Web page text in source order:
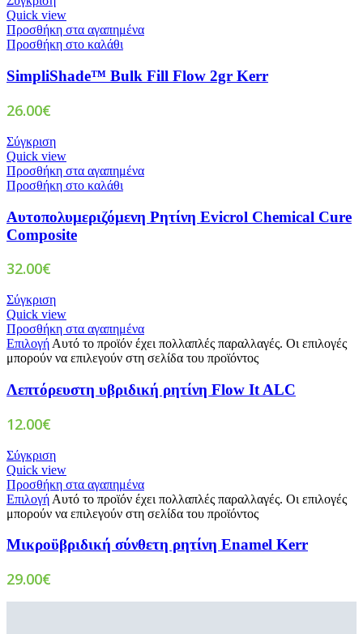
Quick view
Προσθήκη στα αγαπημένα
Προσθήκη στο καλάθι
SimpliShade™ Bulk Fill Flow 2gr Kerr
26.00€
Σύγκριση
Quick view
Προσθήκη στα αγαπημένα
Προσθήκη στο καλάθι
Αυτοπολυμεριζόμενη Ρητίνη Evicrol Chemical Cure
Composite
32.00€
Σύγκριση
Quick view
Προσθήκη στα αγαπημένα
Επιλογή Αυτό το προϊόν έχει πολλαπλές παραλλαγές. Οι επιλογές
μπορούν να επιλεγούν στη σελίδα του προϊόντος
Λεπτόρευστη υβριδική ρητίνη Flow It ALC
12.00€
Σύγκριση
Quick view
Προσθήκη στα αγαπημένα
Επιλογή Αυτό το προϊόν έχει πολλαπλές παραλλαγές. Οι επιλογές
μπορούν να επιλεγούν στη σελίδα του προϊόντος
Μικροϋβριδική σύνθετη ρητίνη Enamel Kerr
29.00€